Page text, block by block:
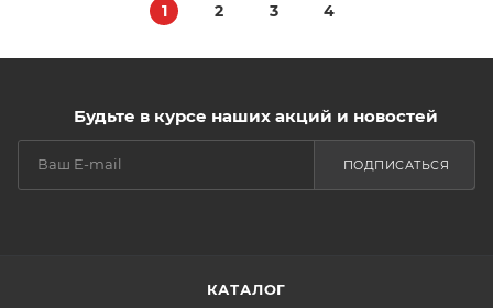
1 2 3 4
Будьте в курсе наших акций и новостей
ПОДПИСАТЬСЯ
КАТАЛОГ